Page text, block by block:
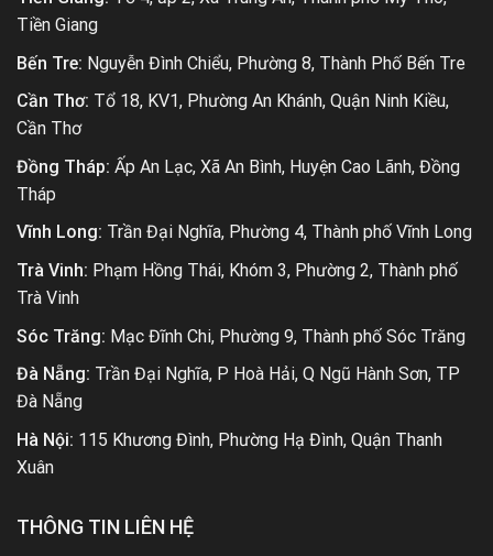
Tiền Giang
Bến Tre: Nguyễn Đình Chiểu, Phường 8, Thành Phố Bến Tre
Cần Thơ: Tổ 18, KV1, Phường An Khánh, Quận Ninh Kiều,
Cần Thơ
Đồng Tháp: Ấp An Lạc, Xã An Bình, Huyện Cao Lãnh, Đồng
Tháp
Vĩnh Long: Trần Đại Nghĩa, Phường 4, Thành phố Vĩnh Long
Trà Vinh: Phạm Hồng Thái, Khóm 3, Phường 2, Thành phố
Trà Vinh
Sóc Trăng: Mạc Đĩnh Chi, Phường 9, Thành phố Sóc Trăng
Đà Nẵng: Trần Đại Nghĩa, P Hoà Hải, Q Ngũ Hành Sơn, TP
Đà Nẵng
Hà Nội: 115 Khương Đình, Phường Hạ Đình, Quận Thanh
Xuân
THÔNG TIN LIÊN HỆ